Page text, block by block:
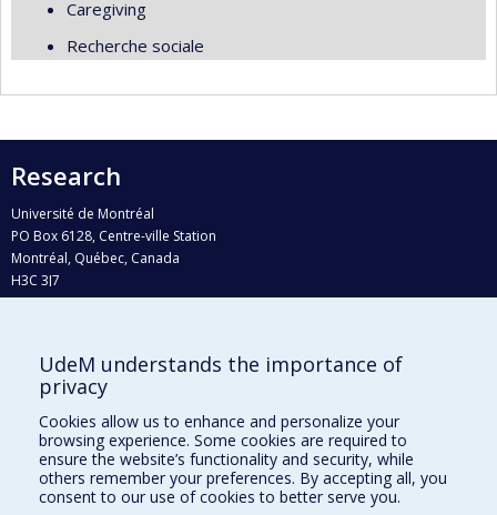
Caregiving
Recherche sociale
Research
Université de Montréal
PO Box 6128, Centre-ville Station
Montréal, Québec, Canada
H3C 3J7
Who does what?
Find us
Site map
Accessibility
UdeM understands the importance of
privacy
Cookies allow us to enhance and personalize your
browsing experience. Some cookies are required to
ensure the website’s functionality and security, while
others remember your preferences. By accepting all, you
consent to our use of cookies to better serve you.